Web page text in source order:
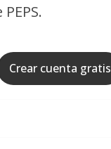
Crear cuenta gratis